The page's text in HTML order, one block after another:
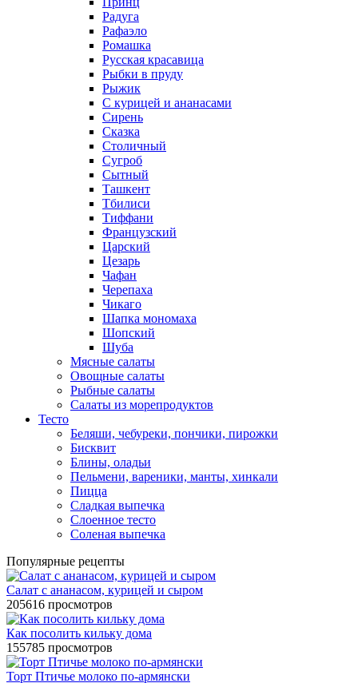
Радуга
Рафаэло
Ромашка
Русская красавица
Рыбки в пруду
Рыжик
С курицей и ананасами
Сирень
Сказка
Столичный
Сугроб
Сытный
Ташкент
Тбилиси
Тиффани
Французский
Царский
Цезарь
Чафан
Черепаха
Чикаго
Шапка мономаха
Шопский
Шуба
Мясные салаты
Овощные салаты
Рыбные салаты
Салаты из морепродуктов
Тесто
Беляши, чебуреки, пончики, пирожки
Бисквит
Блины, оладьи
Пельмени, вареники, манты, хинкали
Пицца
Сладкая выпечка
Слоенное тесто
Соленая выпечка
Популярные рецепты
Салат с ананасом, курицей и сыром
205616 просмотров
Как посолить кильку дома
155785 просмотров
Торт Птичье молоко по-армянски